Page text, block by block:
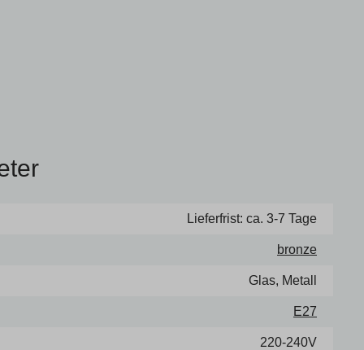
Lieferfrist: ca. 3-7 Tage
bronze
Glas, Metall
E27
220-240V